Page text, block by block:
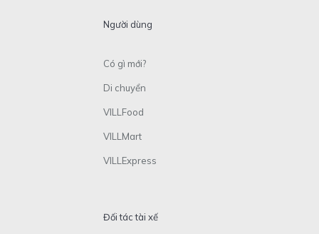
Người dùng
Có gì mới?
Di chuyển
VILLFood
VILLMart
VILLExpress
Đối tác tài xế